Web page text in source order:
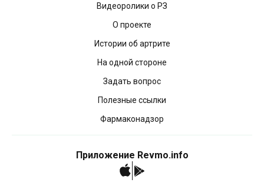
Приложение Revmo.info
Видеоролики о РЗ
О проекте
Истории об артрите
На одной стороне
Задать вопрос
Полезные ссылки
Фармаконадзор